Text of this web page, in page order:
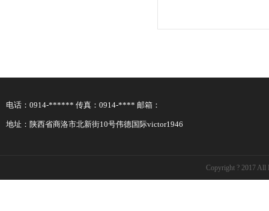
电话：0914-****** 传真：0914-**** 邮箱：
地址：陕西省商洛市北新街10号伟德国际victor1946
Copyright ? 2017